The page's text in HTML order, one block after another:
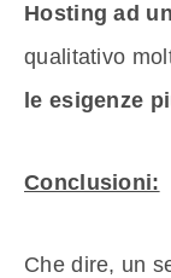
Hosting ad
qualitativo
le esigenze
Conclusioni:
Che dire, un